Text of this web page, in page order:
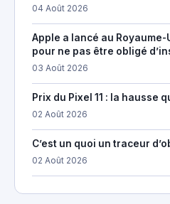
04 Août 2026
Apple a lancé au
pour ne pas être obligé
03 Août 2026
Prix du Pixel 11 : la hausse
02 Août 2026
C’est un quoi un traceur
02 Août 2026